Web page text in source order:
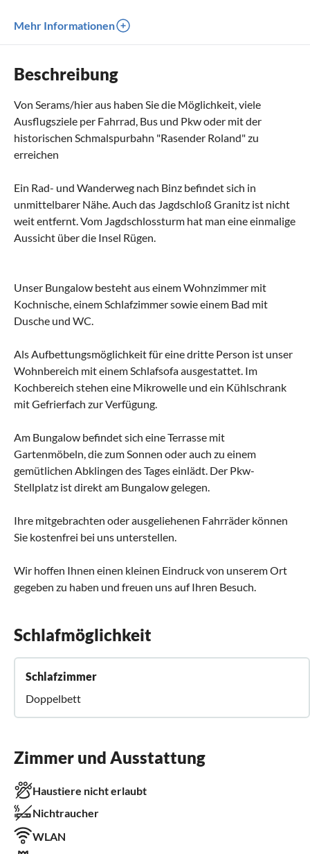
Mehr Informationen
Beschreibung
Von Serams/hier aus haben Sie die Möglichkeit, viele
Ausflugsziele per Fahrrad, Bus und Pkw oder mit der
historischen Schmalspurbahn "Rasender Roland" zu
erreichen
Ein Rad- und Wanderweg nach Binz befindet sich in
unmittelbarer Nähe. Auch das Jagdschloß Granitz ist nicht
weit entfernt. Vom Jagdschlossturm hat man eine einmalige
Aussicht über die Insel Rügen.
Unser Bungalow besteht aus einem Wohnzimmer mit
Kochnische, einem Schlafzimmer sowie einem Bad mit
Dusche und WC.
Als Aufbettungsmöglichkeit für eine dritte Person ist unser
Wohnbereich mit einem Schlafsofa ausgestattet. Im
Kochbereich stehen eine Mikrowelle und ein Kühlschrank
mit Gefrierfach zur Verfügung.
Am Bungalow befindet sich eine Terrasse mit
Gartenmöbeln, die zum Sonnen oder auch zu einem
gemütlichen Abklingen des Tages einlädt. Der Pkw-
Stellplatz ist direkt am Bungalow gelegen.
Ihre mitgebrachten oder ausgeliehenen Fahrräder können
Sie kostenfrei bei uns unterstellen.
Wir hoffen Ihnen einen kleinen Eindruck von unserem Ort
gegeben zu haben und freuen uns auf Ihren Besuch.
Schlafmöglichkeit
Schlafzimmer
Doppelbett
Zimmer und Ausstattung
Haustiere nicht erlaubt
Nichtraucher
WLAN